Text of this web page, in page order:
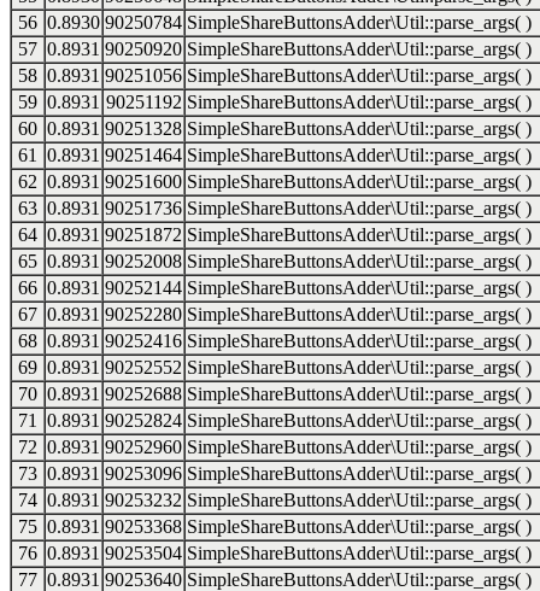
56 0.8930 90250784 SimpleShareButtonsAdder\Util::parse_args( )
57 0.8931 90250920 SimpleShareButtonsAdder\Util::parse_args( )
58 0.8931 90251056 SimpleShareButtonsAdder\Util::parse_args( )
59 0.8931 90251192 SimpleShareButtonsAdder\Util::parse_args( )
60 0.8931 90251328 SimpleShareButtonsAdder\Util::parse_args( )
61
0.8931 90251464 SimpleShareButtonsAdder\Util::parse_args( )
62 0.8931 90251600 SimpleShareButtonsAdder\Util::parse_args( )
63 0.8931 90251736 SimpleShareButtonsAdder\Util::parse_args( )
64 0.8931 90251872 SimpleShareButtonsAdder\Util::parse_args( )
65 0.8931 90252008 SimpleShareButtonsAdder\Util::parse_args( )
66 0.8931 90252144 SimpleShareButtonsAdder\Util::parse_args( )
67 0.8931 90252280 SimpleShareButtonsAdder\Util::parse_args( )
68 0.8931 90252416 SimpleShareButtonsAdder\Util::parse_args( )
69 0.8931 90252552 SimpleShareButtonsAdder\Util::parse_args( )
70 0.8931 90252688 SimpleShareButtonsAdder\Util::parse_args( )
71
0.8931 90252824 SimpleShareButtonsAdder\Util::parse_args( )
72 0.8931 90252960 SimpleShareButtonsAdder\Util::parse_args( )
73 0.8931 90253096 SimpleShareButtonsAdder\Util::parse_args( )
74 0.8931 90253232 SimpleShareButtonsAdder\Util::parse_args( )
75 0.8931 90253368 SimpleShareButtonsAdder\Util::parse_args( )
76 0.8931 90253504 SimpleShareButtonsAdder\Util::parse_args( )
77 0.8931 90253640 SimpleShareButtonsAdder\Util::parse_args( )